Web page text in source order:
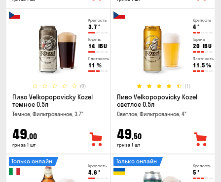
Крепость
3.7 °
Горечь
14 IBU
Плотность
11 %
(0)
Пиво Velkopopovicky Kozel
темное 0.5л
Темное, Фильтрованное, 3.7°
49,00
грн за 1 шт
Крепость
4°
Горечь
20 IBU
Плотность
11.5 %
(1)
Пиво Velkopopovicky Kozel
светлое 0.5л
Светлое, Фильтрованное, 4°
49,50
грн за 1 шт
Крепость
4.6 °
Только онлайн
Крепость
5 °
Только онлайн